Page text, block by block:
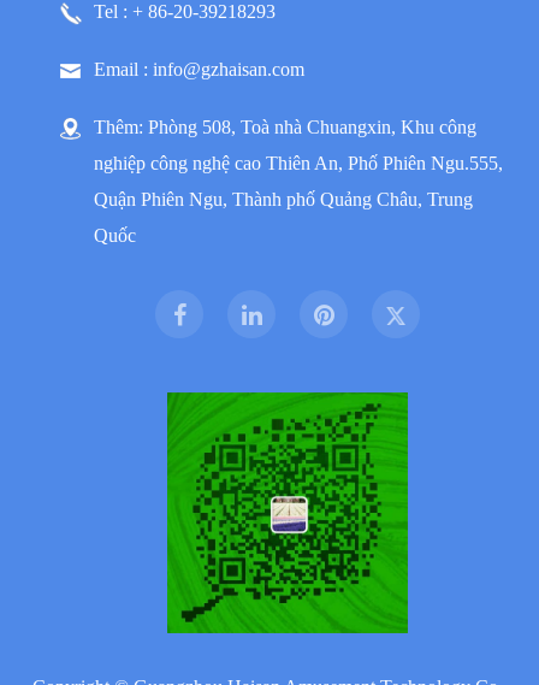
Tel : + 86-20-39218293
Email : info@gzhaisan.com
Thêm: Phòng 508, Toà nhà Chuangxin, Khu công
nghiệp công nghệ cao Thiên An, Phố Phiên Ngu.555,
Quận Phiên Ngu, Thành phố Quảng Châu, Trung
Quốc